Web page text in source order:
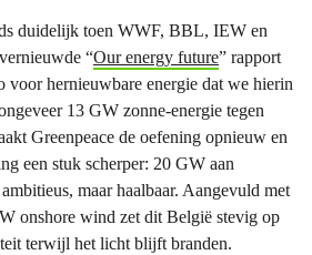
duidelijk toen WWF, BBL, IEW en
“Our energy future” rapport
voor hernieuwbare energie dat we hierin
13 GW zonne-energie tegen
Greenpeace de oefening opnieuw en
een stuk scherper: 20 GW aan
maar haalbaar. Aangevuld met
onshore wind zet dit België stevig op
terwijl het licht blijft branden.